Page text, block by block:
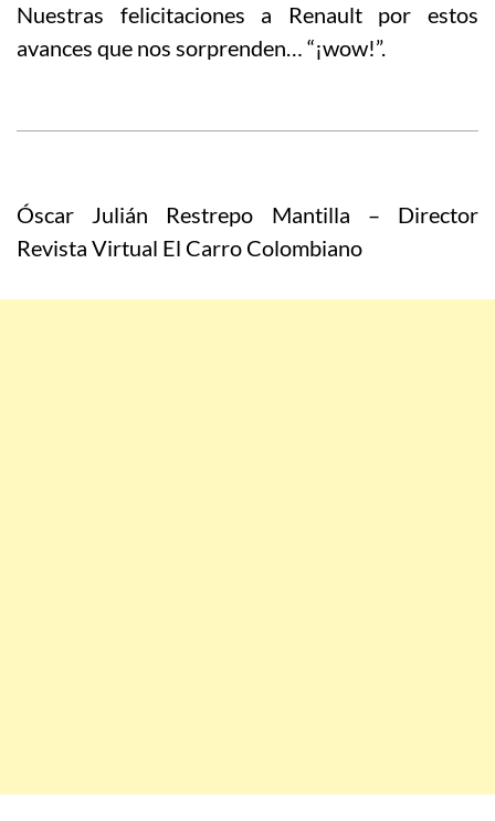
Nuestras felicitaciones a Renault por estos
avances que nos sorprenden… “¡wow!”.
Óscar Julián Restrepo Mantilla – Director
Revista Virtual El Carro Colombiano